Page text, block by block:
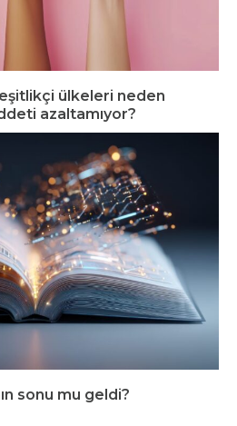
eşitlikçi ülkeleri neden
azaltamıyor?
sonu mu geldi?